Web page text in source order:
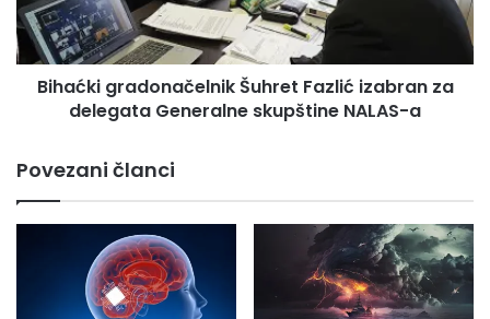
delegata
Generalne
skupštine
NALAS-
Bihaćki gradonačelnik Šuhret Fazlić izabran za
delegata Generalne skupštine NALAS-a
Povezani članci